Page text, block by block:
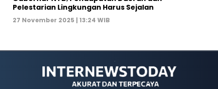
Pelestarian Lingkungan Harus Sejalan
27 November 2025 | 13:24 WIB